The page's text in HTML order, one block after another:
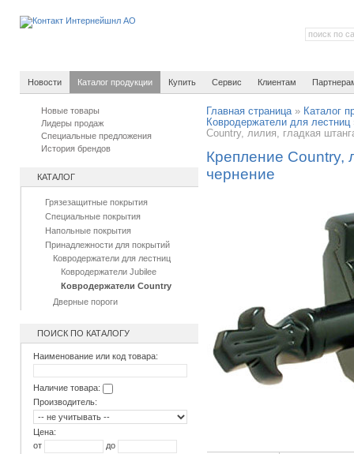
Новости Каталог продукции Купить Сервис Клиентам
Новые товары
Лидеры продаж
Специальные предложения
История брендов
КАТАЛОГ
Грязезащитные покрытия
Специальные покрытия
Напольные покрытия
Принадлежности для покрытий
Ковродержатели для лестниц
Ковродержатели Jubilee
Ковродержатели Country
Дверные пороги
ПОИСК ПО КАТАЛОГУ
Наименование или код товара:
Наличие товара:
Производитель:
Цена:
от
до
Главная страница» Каталог
Ковродержатели для лестниц
Country, лилия, гладкая
Крепление Country,
чернение